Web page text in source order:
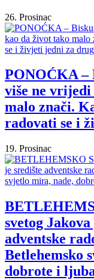
26. Prosinac
PONOĆKA –
više ne
malo znači.
radovati se i
19. Prosinac
svetog
adventske
Betlehemsko
dobrote i